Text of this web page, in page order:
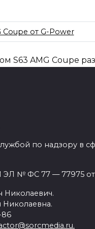
S63 AMG Coupe
кованые
диски
сзади,
coupe немецкие
по надзору в
ЭЛ № ФС 77 — 77975 от
Николаевич.
Николаевна.
86